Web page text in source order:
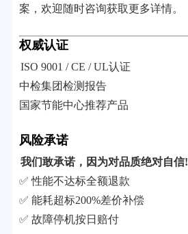
案，欢迎随时咨询获取更多详情。
权威认证
ISO 9001 / CE / UL认证
中检集团检测报告
国家节能中心推荐产品
风险承诺
我们敢承诺，因为对品质绝对自信!
✅ 性能不达标全额退款
✅ 能耗超标200%差价补偿
✅ 故障停机按日赔付